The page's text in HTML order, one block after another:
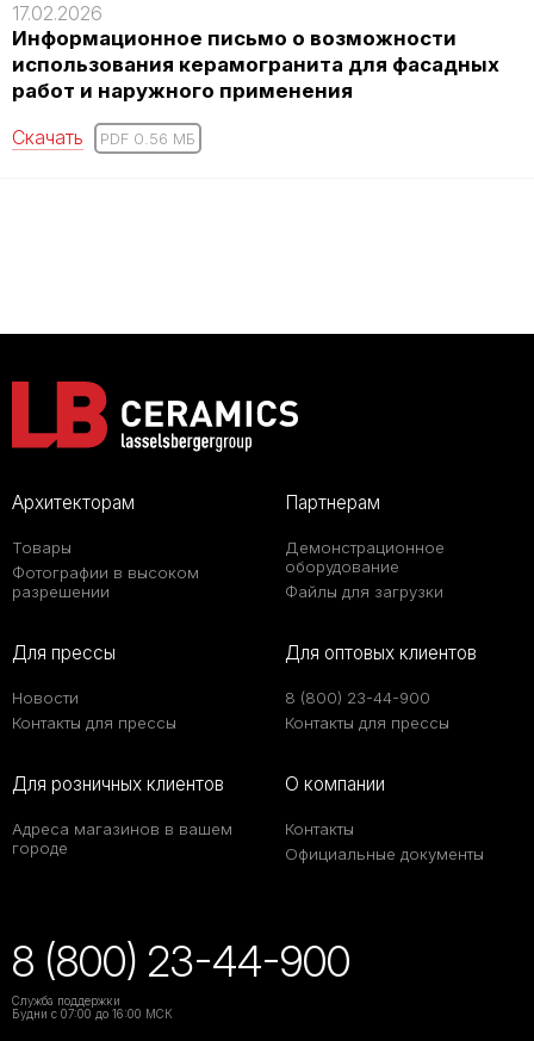
17.02.2026
Информационное письмо о возможности
использования керамогранита для фасадных
работ и наружного применения
Скачать
PDF 0.56 MБ
Архитекторам
Товары
Фотографии в высоком
разрешении
Партнерам
Демонстрационное
оборудование
Файлы для загрузки
Для прессы
Новости
Контакты для прессы
Для оптовых клиентов
8 (800) 23-44-900
Контакты для прессы
Для розничных клиентов
Адреса магазинов в вашем
городе
О компании
Контакты
Официальные документы
8 (800) 23-44-900
Служба поддержки
Будни с 07:00 до 16:00 МСК